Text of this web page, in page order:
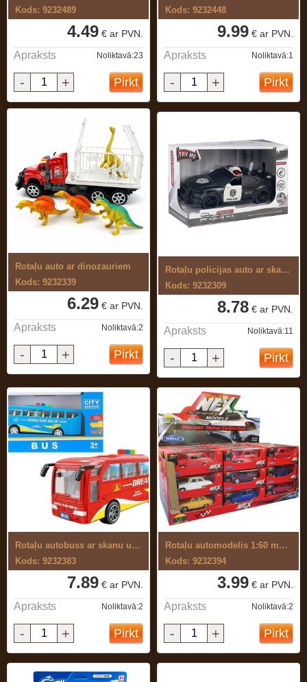
Kods: 9232489
4.49 € ar PVN.
Apraksts Noliktavā:23
- + Pirkt
Kods: 9232448
9.99 € ar PVN.
Apraksts Noliktavā:1
- + Pirkt
Rotaļu auto ar dinozauriem
Kods: 9232339
6.29 € ar PVN.
Apraksts Noliktavā:2
- + Pirkt
Rotaļu policijas auto ar skaņu un gaismu
Kods: 9232309
8.78 € ar PVN.
Apraksts Noliktavā:11
- + Pirkt
Rotaļu autobuss ar skanu un gaismu
Kods: 9232383
7.89 € ar PVN.
Apraksts Noliktavā:2
- + Pirkt
Rotaļu automodelis 1:60 metāla
Kods: 9232394
3.99 € ar PVN.
Apraksts Noliktavā:2
- + Pirkt